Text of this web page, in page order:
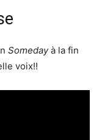
Somedayà la fin
voix!!